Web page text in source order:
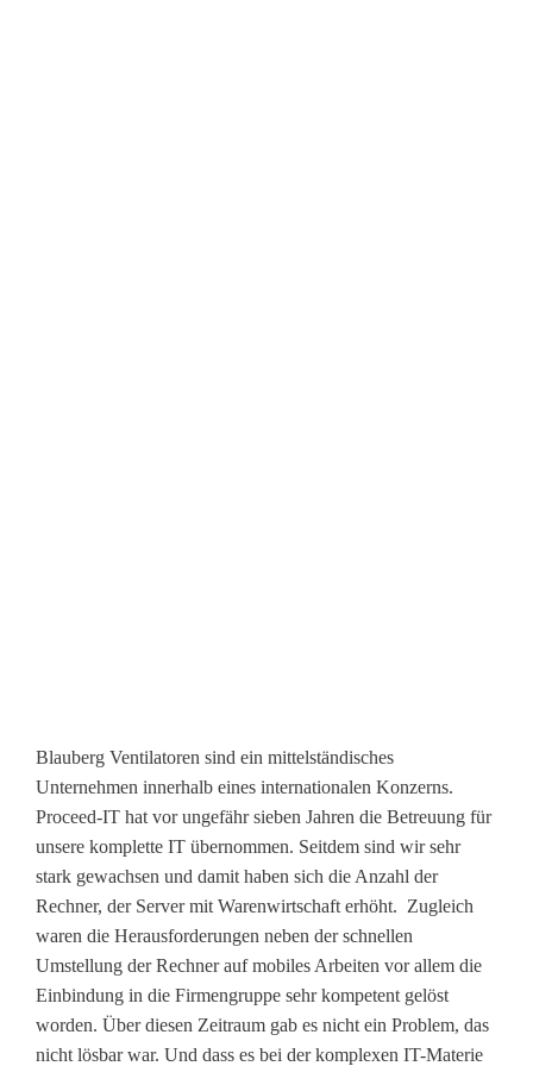
Blauberg Ventilatoren sind ein mittelständisches
Unternehmen innerhalb eines internationalen Konzerns.
Proceed-IT hat vor ungefähr sieben Jahren die Betreuung für
unsere komplette IT übernommen. Seitdem sind wir sehr
stark gewachsen und damit haben sich die Anzahl der
Rechner, der Server mit Warenwirtschaft erhöht. Zugleich
waren die Herausforderungen neben der schnellen
Umstellung der Rechner auf mobiles Arbeiten vor allem die
Einbindung in die Firmengruppe sehr kompetent gelöst
worden. Über diesen Zeitraum gab es nicht ein Problem, das
nicht lösbar war. Und dass es bei der komplexen IT-Materie